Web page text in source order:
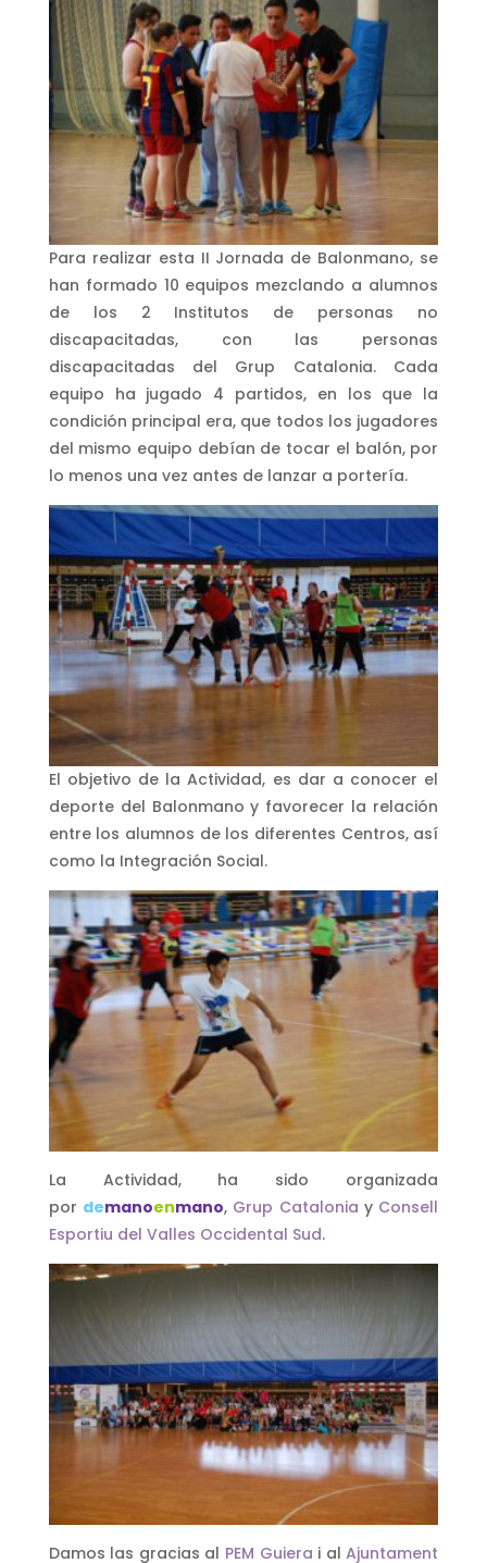
Para realizar esta II Jornada de Balonmano, se
han formado 10 equipos mezclando a alumnos
de los 2 Institutos de personas no
discapacitadas, con las personas
discapacitadas del Grup Catalonia. Cada
equipo ha jugado 4 partidos, en los que la
condición principal era, que todos los jugadores
del mismo equipo debían de tocar el balón, por
lo menos una vez antes de lanzar a portería.
El objetivo de la Actividad, es dar a conocer el
deporte del Balonmano y favorecer la relación
entre los alumnos de los diferentes Centros, así
como la Integración Social.
La Actividad, ha sido organizada
por demanoenmano, Grup Catalonia y Consell
Esportiu del Valles Occidental Sud.
Damos las gracias al PEM Guiera i alAjuntament